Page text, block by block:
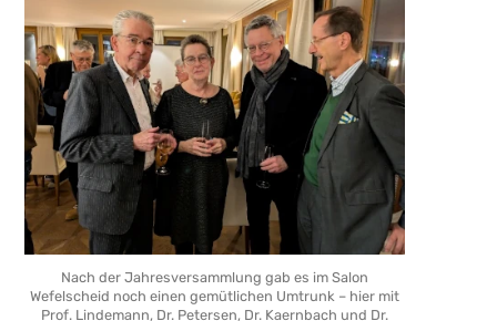
Nach der Jahresversammlung gab es im Salon
Wefelscheid noch einen gemütlichen Umtrunk – hier mit
Prof. Lindemann, Dr. Petersen, Dr. Kaernbach und Dr.